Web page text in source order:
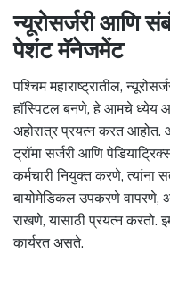
न्यूरोसर्जरी आणि
पेशंट मॅनेजमेंट
पश्चिम महाराष्ट्रातील,
हॉस्पिटल बनणे, हे आमचे ध्येय
अहोरात्र प्रयत्न करत आहोत.
ट्रॉमा सर्जरी आणि
कर्मचारी नियुक्त करणे, त्यांना
बायोमेडिकल उपकरणे वापरणे,
राखणे, यासाठी प्रयत्न करतो.
कार्यरत असते.